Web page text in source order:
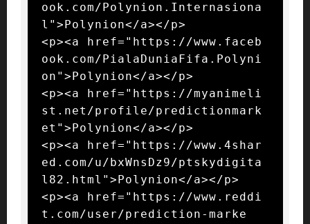
ook.com/Polynion.Internasiona
l">Polynion</a></p>
<p><a href="https://www.faceb
ook.com/PialaDuniaFifa.Polyni
on">Polynion</a></p>
<p><a href="https://myanimeli
st.net/profile/predictionmark
et">Polynion</a></p>
<p><a href="https://www.4shar
ed.com/u/bxWnsDz9/ptskydigita
l82.html">Polynion</a></p>
<p><a href="https://www.reddi
t.com/user/prediction-marke